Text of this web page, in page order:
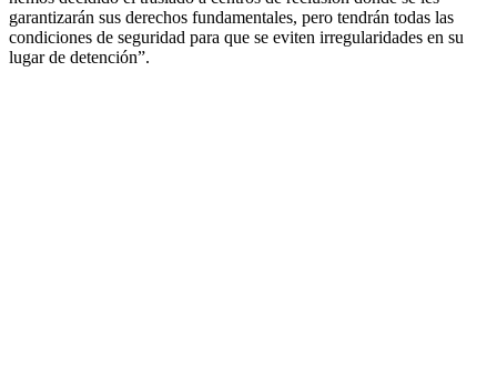
garantizarán sus derechos fundamentales, pero tendrán todas las
condiciones de seguridad para que se eviten irregularidades en su
lugar de detención”.